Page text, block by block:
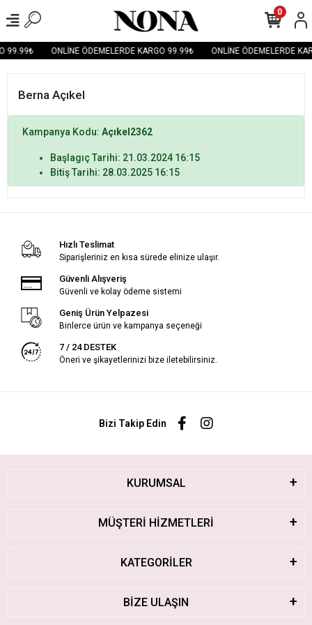
99.99₺ ONLİNE ÖDEMELERDE KARGO 99.99₺ ONLİNE ÖDEMELERDE
0
Berna Açıkel
Kampanya Kodu: Açıkel2362
Başlagıç Tarihi: 21.03.2024 16:15
Bitiş Tarihi: 28.03.2025 16:15
Hızlı Teslimat
Siparişleriniz en kısa sürede elinize ulaşır.
Güvenli Alışveriş
Güvenli ve kolay ödeme sistemi
Geniş Ürün Yelpazesi
Binlerce ürün ve kampanya seçeneği
7 / 24 DESTEK
Öneri ve şikayetlerinizi bize iletebilirsiniz.
Bizi Takip Edin
KURUMSAL
MÜŞTERİ HİZMETLERİ
KATEGORİLER
BİZE ULAŞIN